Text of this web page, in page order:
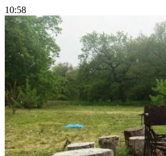
10:58